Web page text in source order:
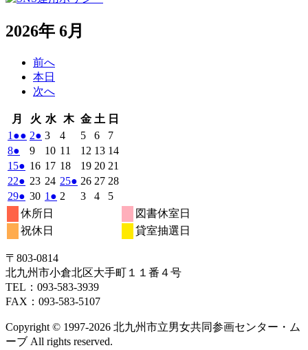
2026年 6月
前へ
本日
次へ
月
月
曜
日
火 火
曜
日
水 水
曜
日
木木
曜
日
金金
曜
日
土 土
曜
日
日
1 2026
年
6
月
1
日
●● (2
件
の
イ
ベ
ン
ト)
22026
年
6
月
2
日
● (1
件
の
イ
ベ
ン
ト)
32026
年
6
月
3
日
42026
年
6
月
4
日
52026
年
6
月
5
日
62026
年
6
月
6
日
72026
年
6
月
7
日
82026
年
6
月
8
日
●
件
の
イ
ベ
ン
ト)
92026
年
6
月
9
日
102026
年
月
10
11
2026
6
月
11
12 2026
年
6
月
12
132026
年
6
月
13
142026
14
152026
年
6
月
15
日
● (1
件
の
イ
ベ
ン
162026
年
6
月
16
日
172026
年
月
182026
年
192026
年
202026
年
6
21
月
222026
年
6
月
22
● (1
件
の
イ
ベ
ト)
232026
年
6
月
23
242026
年
252026
● (1
件
ト)
262026
年
272026
年
282026
6
月
292026
年
6
月
日
● (1
件
の
イ
ベ
ン
ト)
302026
年
6
月
日
1 2026
年
7
月
日
● (1
ベ
ン
ト)
2 2026
32026
42026
52026
年
休所日
図書休室日
祝休日
貸室抽選日
〒803‐0814
北九州市小倉北区大手町１１番４号
TEL：093‐583‐3939
FAX：093‐583‐5107
Copyright © 1997‐2026 北九州市立男女共同参画センター・ム
ーブ All rights reserved.